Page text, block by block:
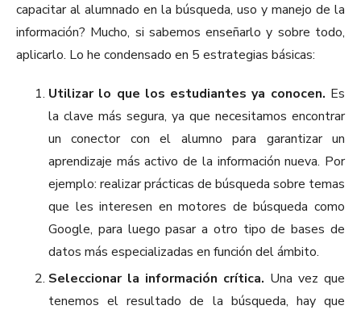
capacitar al alumnado en la búsqueda, uso y manejo de la
información? Mucho, si sabemos enseñarlo y sobre todo,
aplicarlo. Lo he condensado en 5 estrategias básicas:
Utilizar lo que los estudiantes ya conocen. Es
la clave más segura, ya que necesitamos encontrar
un conector con el alumno para garantizar un
aprendizaje más activo de la información nueva. Por
ejemplo: realizar prácticas de búsqueda sobre temas
que les interesen en motores de búsqueda como
Google, para luego pasar a otro tipo de bases de
datos más especializadas en función del ámbito.
Seleccionar la información crítica. Una vez que
tenemos el resultado de la búsqueda, hay que